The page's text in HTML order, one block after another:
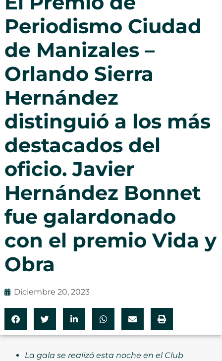
Periodismo Ciudad
de Manizales –
Orlando Sierra
Hernández
distinguió a los más
destacados del
oficio. Javier
Hernández Bonnet
fue galardonado
con el premio Vida y
Obra
Diciembre 20, 2023
La gala se realizó esta noche en el Club